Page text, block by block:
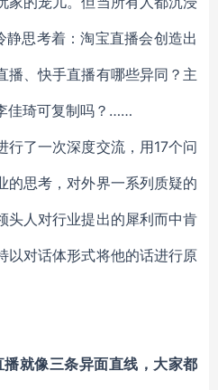
静思考着：淘宝直播会创造出
播、快手直播有哪些异同？主
佳琦可复制吗？……
行了一次深度交流，用17个问
的思考，对外界一系列质疑的
头人对行业提出的犀利而中肯
以对话体形式将他的话进行原
就像三条异面直线，大家都